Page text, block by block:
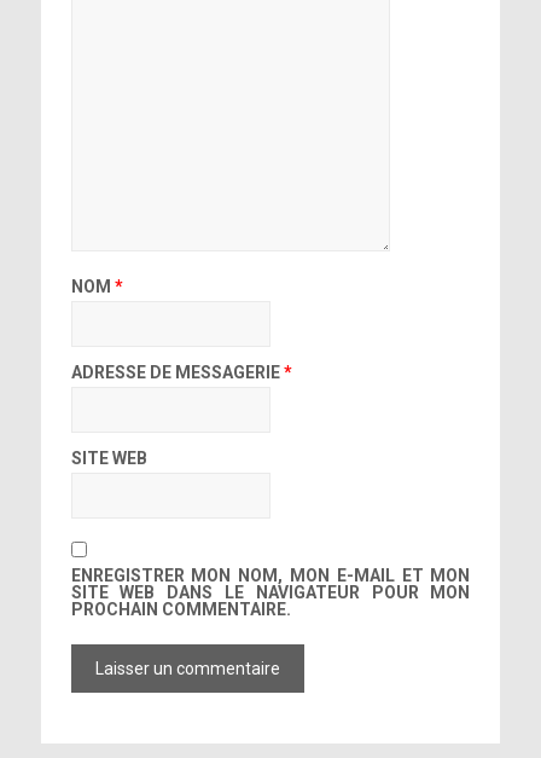
NOM *
ADRESSE DE MESSAGERIE*
SITE WEB
ENREGISTRER MON NOM, MON E-MAIL ET MON
SITE WEB DANS LE NAVIGATEUR POUR MON
PROCHAIN COMMENTAIRE.